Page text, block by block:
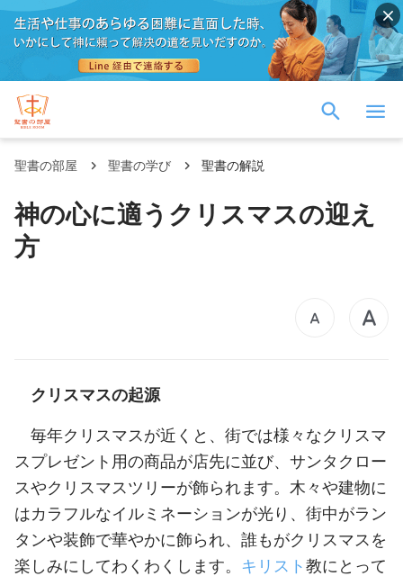
聖書の部屋 聖書の学び 聖書の解説
神の心に適うクリスマスの迎え
方
クリスマスの起源
毎年クリスマスが近くと、街では様々なクリスマ
スプレゼント用の商品が店先に並び、サンタクロー
スやクリスマスツリーが飾られます。木々や建物に
はカラフルなイルミネーションが光り、街中がラン
タンや装飾で華やかに飾られ、誰もがクリスマスを
楽しみにしてわくわくします。 キリスト教にとって